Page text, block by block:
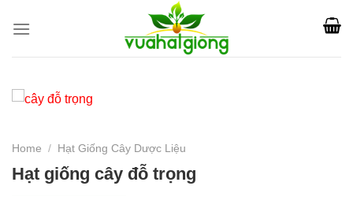
Home / Hạt Giống Cây Dược Liệu
Hạt giống cây đỗ trọng